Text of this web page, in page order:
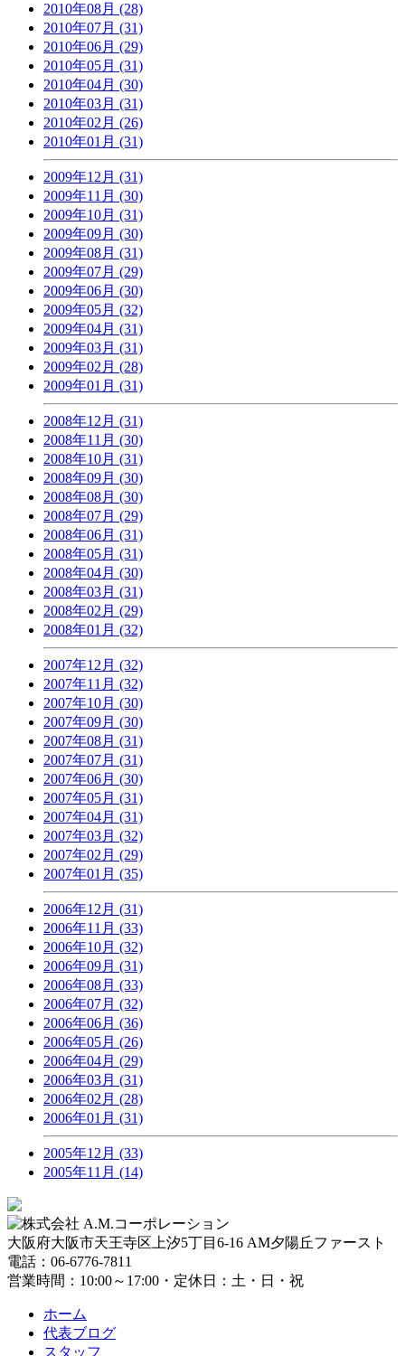
2010年08月 (28)
2010年07月 (31)
2010年06月 (29)
2010年05月 (31)
2010年04月 (30)
2010年03月 (31)
2010年02月 (26)
2010年01月 (31)
2009年12月 (31)
2009年11月 (30)
2009年10月 (31)
2009年09月 (30)
2009年08月 (31)
2009年07月 (29)
2009年06月 (30)
2009年05月 (32)
2009年04月 (31)
2009年03月 (31)
2009年02月 (28)
2009年01月 (31)
2008年12月 (31)
2008年11月 (30)
2008年10月 (31)
2008年09月 (30)
2008年08月 (30)
2008年07月 (29)
2008年06月 (31)
2008年05月 (31)
2008年04月 (30)
2008年03月 (31)
2008年02月 (29)
2008年01月 (32)
2007年12月 (32)
2007年11月 (32)
2007年10月 (30)
2007年09月 (30)
2007年08月 (31)
2007年07月 (31)
2007年06月 (30)
2007年05月 (31)
2007年04月 (31)
2007年03月 (32)
2007年02月 (29)
2007年01月 (35)
2006年12月 (31)
2006年11月 (33)
2006年10月 (32)
2006年09月 (31)
2006年08月 (33)
2006年07月 (32)
2006年06月 (36)
2006年05月 (26)
2006年04月 (29)
2006年03月 (31)
2006年02月 (28)
2006年01月 (31)
2005年12月 (33)
2005年11月 (14)
大阪府大阪市天王寺区上汐5丁目6-16 AM夕陽丘ファースト
電話：06-6776-7811
営業時間：10:00～17:00・定休日：土・日・祝
ホーム
代表ブログ
スタッフ